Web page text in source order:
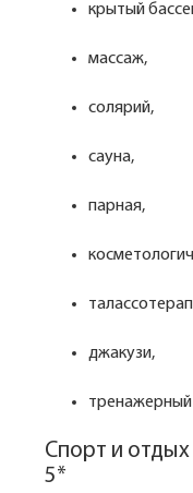
крытый
массаж,
солярий,
сауна,
парная,
джакузи,
тренажерный
Спорт и отдых
5*